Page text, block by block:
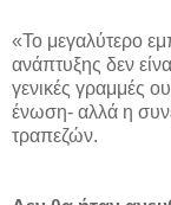
«Το μεγαλύτερο
ανάπτυξης δεν
γενικές γραμμές
ένωση- αλλά η
τραπεζών.